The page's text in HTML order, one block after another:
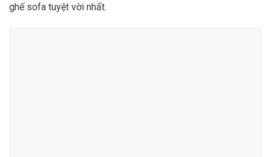
ghế sofa tuyệt vời nhất.